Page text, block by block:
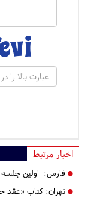
اخبار مرتبط
فارس: اولین
تهران: کتاب «عقد